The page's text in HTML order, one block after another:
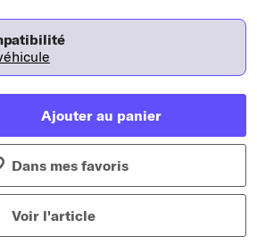
Ajouter au panier
Dans mes favoris
Voir l'article